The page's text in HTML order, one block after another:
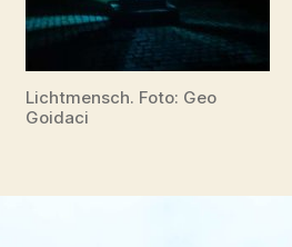
Lichtmensch. Foto: Geo
Goidaci